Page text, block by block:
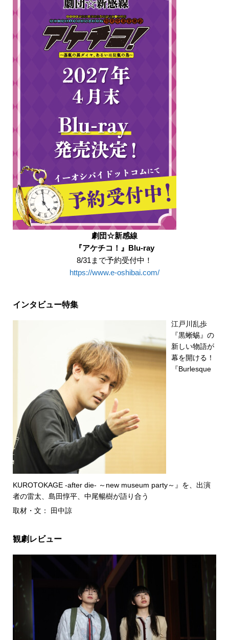
劇団☆新感線
『アケチコ！』Blu-ray
8/31まで予約受付中！
https://www.e-oshibai.com/
インタビュー特集
江戸川乱歩
『黒蜥蜴』の
新しい物語が
幕を開ける！
『Burlesque
KUROTOKAGE -after die- ～new museum party～』を、出演
者の雷太、島田惇平、中尾暢樹が語り合う
取材・文： 田中諒
観劇レビュー